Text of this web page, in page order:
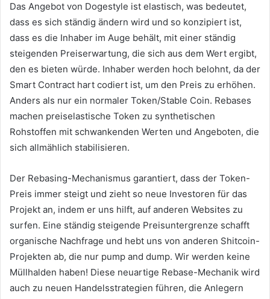
Das Angebot von Dogestyle ist elastisch, was bedeutet,
dass es sich ständig ändern wird und so konzipiert ist,
dass es die Inhaber im Auge behält, mit einer ständig
steigenden Preiserwartung, die sich aus dem Wert ergibt,
den es bieten würde. Inhaber werden hoch belohnt, da der
Smart Contract hart codiert ist, um den Preis zu erhöhen.
Anders als nur ein normaler Token/Stable Coin. Rebases
machen preiselastische Token zu synthetischen
Rohstoffen mit schwankenden Werten und Angeboten, die
sich allmählich stabilisieren.
Der Rebasing-Mechanismus garantiert, dass der Token-
Preis immer steigt und zieht so neue Investoren für das
Projekt an, indem er uns hilft, auf anderen Websites zu
surfen. Eine ständig steigende Preisuntergrenze schafft
organische Nachfrage und hebt uns von anderen Shitcoin-
Projekten ab, die nur pump and dump. Wir werden keine
Müllhalden haben! Diese neuartige Rebase-Mechanik wird
auch zu neuen Handelsstrategien führen, die Anlegern